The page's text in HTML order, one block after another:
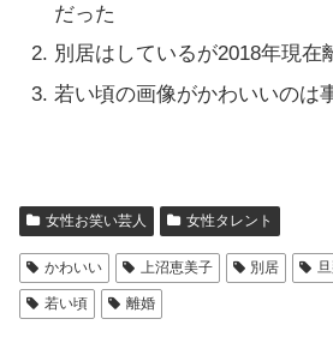
だった
別居はしているが2018年現在
若い頃の画像がかわいいのは
女性お笑い芸人 女性タレント
かわいい 上沼恵美子 別居
若い頃 離婚